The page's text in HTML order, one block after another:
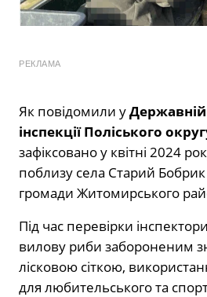
РЕКЛАМА
Як повідомили уДержавній
інспекції Поліського
зафіксовано у квітні 2024
поблизу села Старий Бобрик
громади Житомирського
Під час перевірки
вилову риби забороненим
лісковою сіткою,
для любительського та